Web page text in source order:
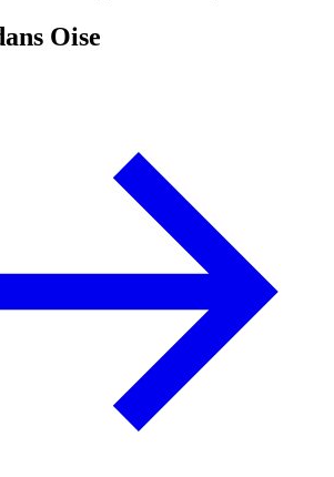
Oise